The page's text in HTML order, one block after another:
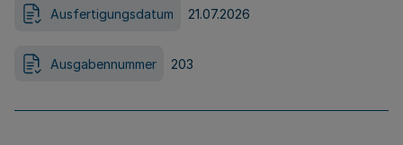
Ausfertigungsdatum 21.07.2026
Ausgabennummer 203